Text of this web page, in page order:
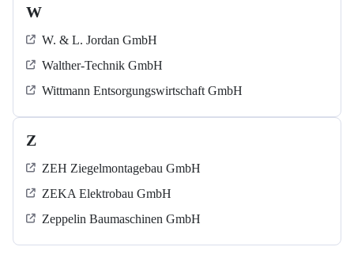
W
W. & L. Jordan GmbH
Walther-Technik GmbH
Wittmann Entsorgungswirtschaft GmbH
Z
ZEH Ziegelmontagebau GmbH
ZEKA Elektrobau GmbH
Zeppelin Baumaschinen GmbH